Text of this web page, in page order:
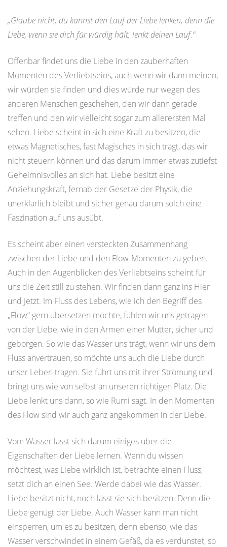
„Glaube nicht, du kannst den Lauf der Liebe lenken, denn die
Liebe, wenn sie dich für würdig hält, lenkt deinen Lauf.“
Offenbar findet uns die Liebe in den zauberhaften
Momenten des Verliebtseins, auch wenn wir dann meinen,
wir würden sie finden und dies würde nur wegen des
anderen Menschen geschehen, den wir dann gerade
treffen und den wir vielleicht sogar zum allerersten Mal
sehen. Liebe scheint in sich eine Kraft zu besitzen, die
etwas Magnetisches, fast Magisches in sich trägt, das wir
nicht steuern können und das darum immer etwas zutiefst
Geheimnisvolles an sich hat. Liebe besitzt eine
Anziehungskraft, fernab der Gesetze der Physik, die
unerklärlich bleibt und sicher genau darum solch eine
Faszination auf uns ausübt.
Es scheint aber einen versteckten Zusammenhang
zwischen der Liebe und den Flow-Momenten zu geben.
Auch in den Augenblicken des Verliebtseins scheint für
uns die Zeit still zu stehen. Wir finden dann ganz ins Hier
und Jetzt. Im Fluss des Lebens, wie ich den Begriff des
„Flow“ gern übersetzen möchte, fühlen wir uns getragen
von der Liebe, wie in den Armen einer Mutter, sicher und
geborgen. So wie das Wasser uns trägt, wenn wir uns dem
Fluss anvertrauen, so möchte uns auch die Liebe durch
unser Leben tragen. Sie führt uns mit ihrer Strömung und
bringt uns wie von selbst an unseren richtigen Platz. Die
Liebe lenkt uns dann, so wie Rumi sagt. In den Momenten
des Flow sind wir auch ganz angekommen in der Liebe.
Vom Wasser lässt sich darum einiges über die
Eigenschaften der Liebe lernen. Wenn du wissen
möchtest, was Liebe wirklich ist, betrachte einen Fluss,
setzt dich an einen See. Werde dabei wie das Wasser.
Liebe besitzt nicht, noch lässt sie sich besitzen. Denn die
Liebe genügt der Liebe. Auch Wasser kann man nicht
einsperren, um es zu besitzen, denn ebenso, wie das
Wasser verschwindet in einem Gefäß, da es verdunstet, so